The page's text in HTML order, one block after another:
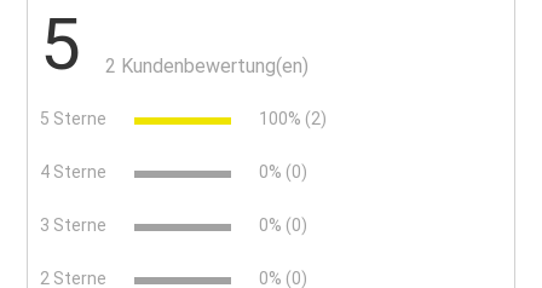
5 2 Kundenbewertung(en)
5 Sterne 100% (2)
4 Sterne 0% (0)
3 Sterne 0% (0)
2 Sterne 0% (0)